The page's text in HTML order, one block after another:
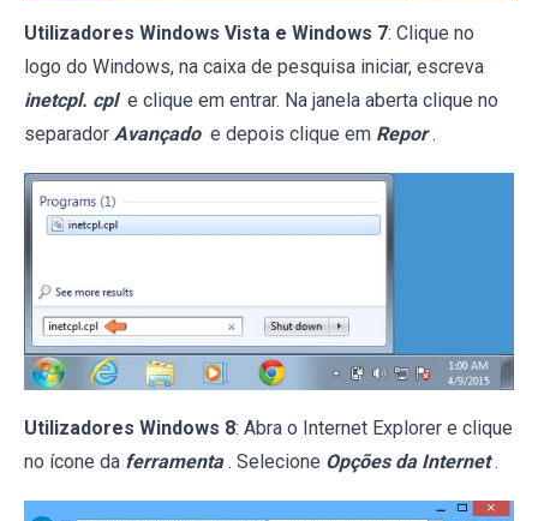
Utilizadores Windows Vista e Windows 7: Clique no
logo do Windows, na caixa de pesquisa iniciar, escreva
inetcpl. cpl e clique em entrar. Na janela aberta clique no
separador Avançado e depois clique em Repor .
Utilizadores Windows 8: Abra o Internet Explorer e clique
no ícone da ferramenta . Selecione Opções da Internet .